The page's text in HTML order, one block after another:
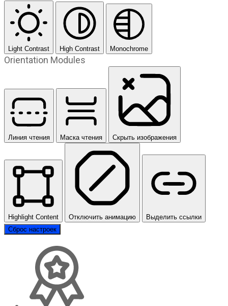
Light Contrast High Contrast Monochrome
Orientation Modules
Линия чтения Маска чтения Скрыть изображения
Highlight Content Отключить анимацию
Выделить ссылки
Сброс настроек